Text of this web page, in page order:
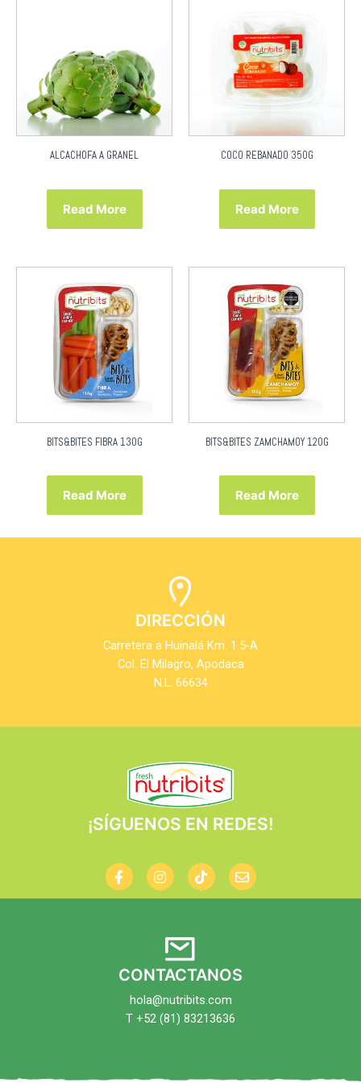
ALCACHOFA A GRANEL
Read More
COCO REBANADO 350G
Read More
BITS&BITES FIBRA 130G
Read More
BITS&BITES ZAMCHAMOY 120G
Read More
DIRECCIÓN
Carretera a Huinalá Km. 1.5-A
Col. El Milagro, Apodaca
N.L. 66634
¡SÍGUENOS EN REDES!
CONTACTANOS
hola@nutribits.com
T +52 (81) 83213636